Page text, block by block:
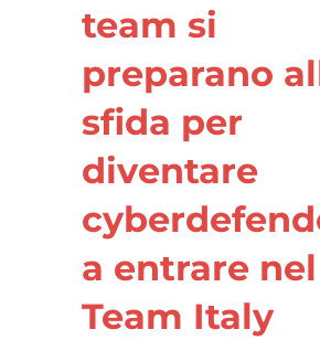
team si
preparano
sfida per
diventare
a entrare nel
Team Italy